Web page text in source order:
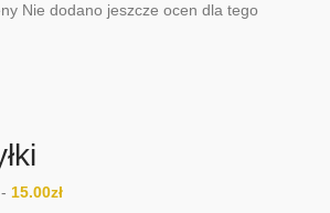
Nie dodano jeszcze ocen dla tego
- 15.00zł